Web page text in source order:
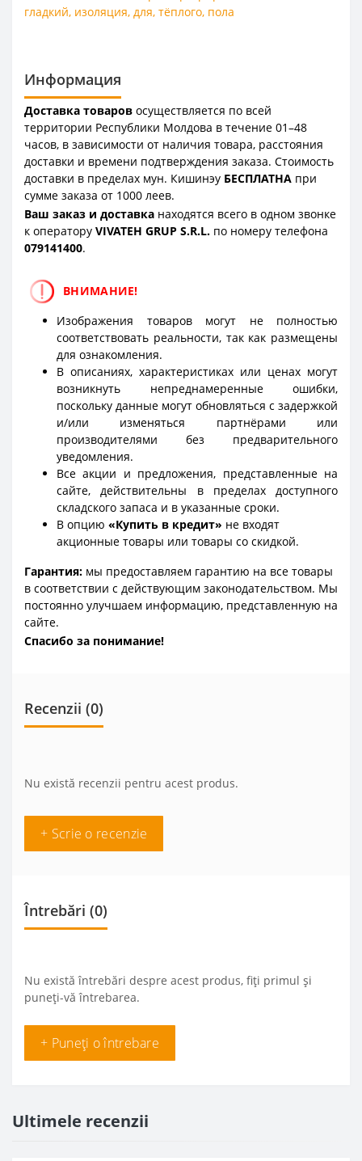
гладкий, изоляция, для, тёплого, пола
Информация
Доставка товаров осуществляется по всей
территории Республики Молдова в течение 01–48
часов, в зависимости от наличия товара, расстояния
доставки и времени подтверждения заказа. Стоимость
доставки в пределах мун. Кишинэу БЕСПЛАТНА при
сумме заказа от 1000 леев.
Ваш заказ и доставка находятся всего в одном звонке
к оператору VIVATEH GRUP S.R.L. по номеру телефона
079141400.
ВНИМАНИЕ!
Изображения товаров могут не полностью
соответствовать реальности, так как размещены
для ознакомления.
В описаниях, характеристиках или ценах могут
возникнуть непреднамеренные ошибки,
поскольку данные могут обновляться с задержкой
и/или изменяться партнёрами или
производителями без предварительного
уведомления.
Все акции и предложения, представленные на
сайте, действительны в пределах доступного
складского запаса и в указанные сроки.
В опцию «Купить в кредит» не входят
акционные товары или товары со скидкой.
Гарантия: мы предоставляем гарантию на все товары
в соответствии с действующим законодательством. Мы
постоянно улучшаем информацию, представленную на
сайте.
Спасибо за понимание!
Recenzii (0)
Nu există recenzii pentru acest produs.
+ Scrie o recenzie
Întrebări (0)
Nu există întrebări despre acest produs, fiți primul și
puneți-vă întrebarea.
+ Puneți o întrebare
Ultimele recenzii